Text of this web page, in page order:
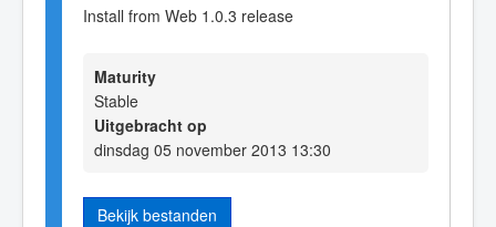
Install from Web 1.0.3 release
Maturity
Stable
Uitgebracht op
dinsdag 05 november 2013 13:30
Bekijk bestanden